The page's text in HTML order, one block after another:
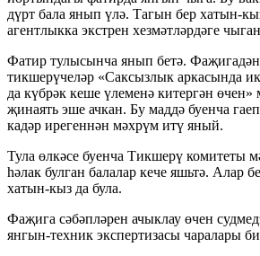
дүрт бала янып үлә. Тагын бер хатын-
агентлыкка экстрен хезмәтләрдәге
Фатир тулысынча янып бетә.
тикшерүчеләр «Саксызлык аркасында
да күбрәк кеше үлеменә китергән өчен»
җинаять эше ачкан. Бу маддә буенча
кадәр ирегеннән мәхрүм итү яный.
Тула өлкәсе буенча Тикшерү комитеты
һәлак булган балалар кече яшьтә. Алар
хатын-кыз да була.
Фаҗига сәбәпләрен ачыклау өчен
янгын-техник экспертизасы чаралары